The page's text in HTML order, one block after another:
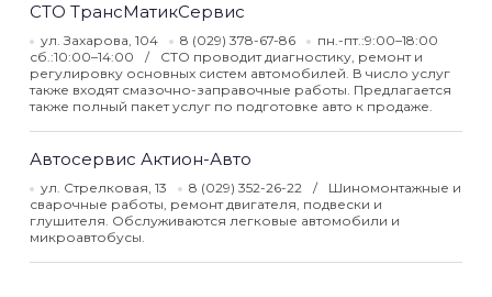
СТО ТрансМатикСервис
ул. Захарова, 104 8 (029) 378-67-86
пн.-пт.:9:00–18:00
сб.:10:00–14:00
СТО проводит диагностику, ремонт и
регулировку основных систем автомобилей. В число услуг
также входят смазочно-заправочные работы. Предлагается
также полный пакет услуг по подготовке авто к продаже.
Автосервис Актион-Авто
ул. Стрелковая, 13 8 (029) 352-26-22
Шиномонтажные и
сварочные работы, ремонт двигателя, подвески и
глушителя. Обслуживаются легковые автомобили и
микроавтобусы.